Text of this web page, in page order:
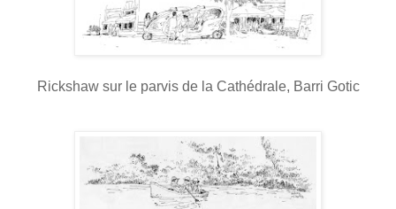
Rickshaw sur le parvis de la Cathédrale, Barri Gotic